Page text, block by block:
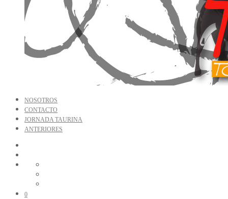
NOSOTROS
CONTACTO
JORNADA TAURINA
ANTERIORES
0